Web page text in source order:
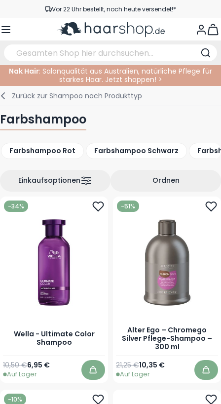
Zum Inhalt springenVor 22 Uhr bestellt, noch heute versendet!*
Versandkostenfrei ab 39 €
Haarpflege
Haarfarbe
Gesichtspflege
Bräunungsprodukte
Augenpflege
Augenbrauen
Lippen
Zubehör
Nagelprodukte
Haarprodukte
Bartpflege
Elektrisch
Schneidzubehör
Im Salon
Haarfarbe
Dauernwelle
Nak Hair: Salonqualität aus Australien, natürliche Pflege für
starkes Haar. Jetzt shoppen! >
Zurück zur Shampoo nach Produkttyp
Farbshampoo
Farbshampoo Rot Farbshampoo Schwarz
Ordnen
Einkaufsoptionen
-34%
Wella - Ultimate Color
Shampoo
Ab
6,95 €
Regulärer Preis
10,50 €
Auf Lager In den Warenkorb
-51%
Alter Ego – Chromego
Silver Pflege-Shampoo –
300 ml
Sonderpreis
10,35 €
Regulärer Preis
21,25 €
Auf Lager In
-10%